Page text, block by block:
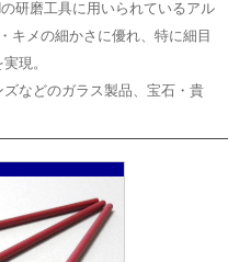
研磨工具に用いられているアル
キメの細かさに優れ、特に細目
現。
などのガラス製品、宝石・貴